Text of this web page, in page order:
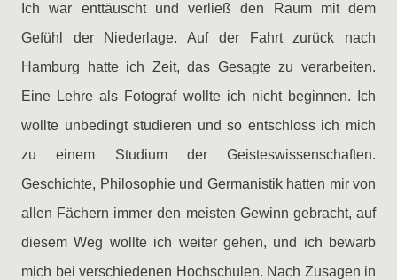
Ich war enttäuscht und verließ den Raum mit dem
Gefühl der Niederlage. Auf der Fahrt zurück nach
Hamburg hatte ich Zeit, das Gesagte zu verarbeiten.
Eine Lehre als Fotograf wollte ich nicht beginnen. Ich
wollte unbedingt studieren und so entschloss ich mich
zu einem Studium der Geisteswissenschaften.
Geschichte, Philosophie und Germanistik hatten mir von
allen Fächern immer den meisten Gewinn gebracht, auf
diesem Weg wollte ich weiter gehen, und ich bewarb
mich bei verschiedenen Hochschulen. Nach Zusagen in